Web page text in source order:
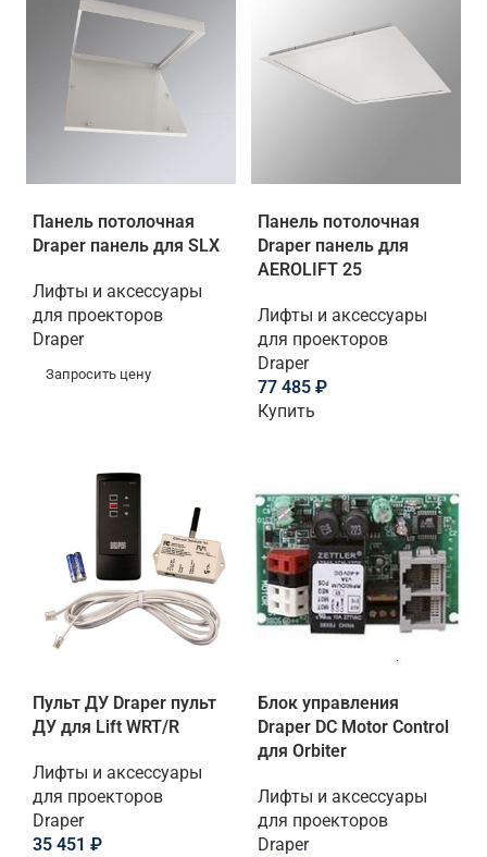
Панель потолочная
Draper панель для SLX
Лифты и аксессуары
для проекторов
Draper
Запросить цену
Панель потолочная
Draper панель для
AEROLIFT 25
Лифты и аксессуары
для проекторов
Draper
77 485 ₽
Купить
Пульт ДУ Draper пульт
ДУ для Lift WRT/R
Лифты и аксессуары
для проекторов
Draper
35 451 ₽
Блок управления
Draper DC Motor Control
для Orbiter
Лифты и аксессуары
для проекторов
Draper